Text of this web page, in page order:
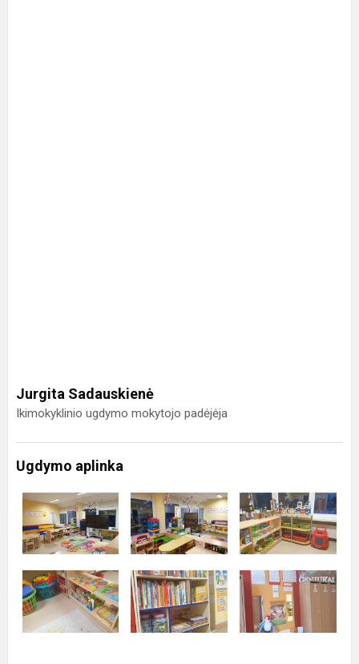
Jurgita Sadauskienė
Ikimokyklinio ugdymo mokytojo padėjėja
Ugdymo aplinka